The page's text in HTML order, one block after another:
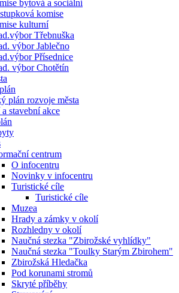
bytová a sociální
komise
kulturní
Třebnuška
výbor Jablečno
Přísednice
výbor Chotětín
plán rozvoje města
stavební akce
centrum
O infocentru
Novinky v infocentru
Turistické cíle
Turistické cíle
Muzea
Hrady a zámky v okolí
Rozhledny v okolí
Naučná stezka "Zbirožské vyhlídky"
Naučná stezka "Toulky Starým Zbirohem"
Zbirožská Hledačka
Pod korunami stromů
Skryté příběhy